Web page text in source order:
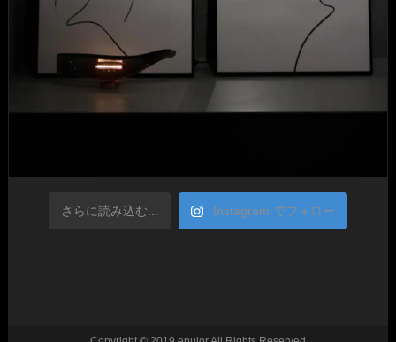
さらに読み込む... Instagram でフォロー